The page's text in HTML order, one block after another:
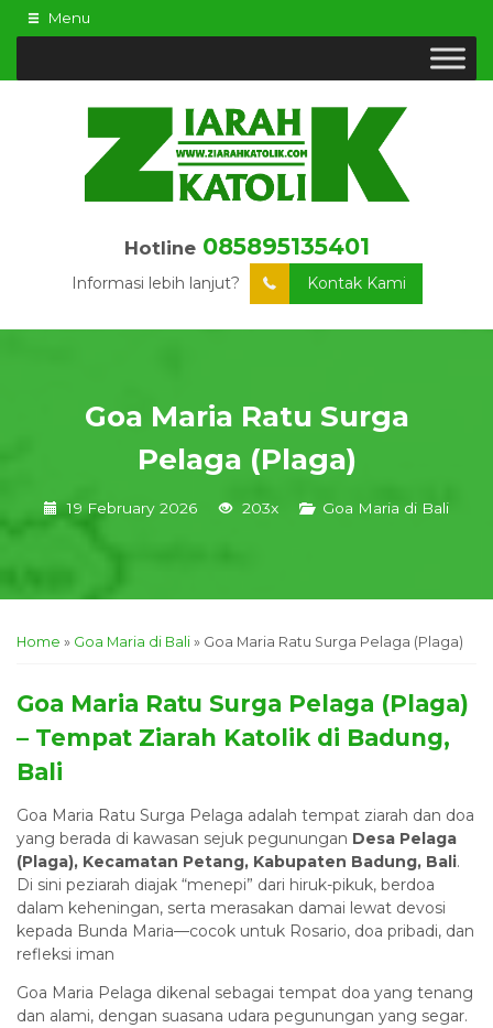
Menu
Hotline 085895135401
Informasi lebih lanjut? Kontak Kami
Goa Maria Ratu Surga
Pelaga (Plaga)
19 February 2026 203x Goa Maria di Bali
Home » Goa Maria di Bali » Goa Maria Ratu Surga Pelaga (Plaga)
Goa Maria Ratu Surga Pelaga (Plaga)
– Tempat Ziarah Katolik di Badung,
Bali
Goa Maria Ratu Surga Pelaga adalah tempat ziarah dan doa
yang berada di kawasan sejuk pegunungan Desa Pelaga
(Plaga), Kecamatan Petang, Kabupaten Badung, Bali.
Di sini peziarah diajak “menepi” dari hiruk-pikuk, berdoa
dalam keheningan, serta merasakan damai lewat devosi
kepada Bunda Maria—cocok untuk Rosario, doa pribadi, dan
refleksi iman
Goa Maria Pelaga dikenal sebagai tempat doa yang tenang
dan alami, dengan suasana udara pegunungan yang segar.